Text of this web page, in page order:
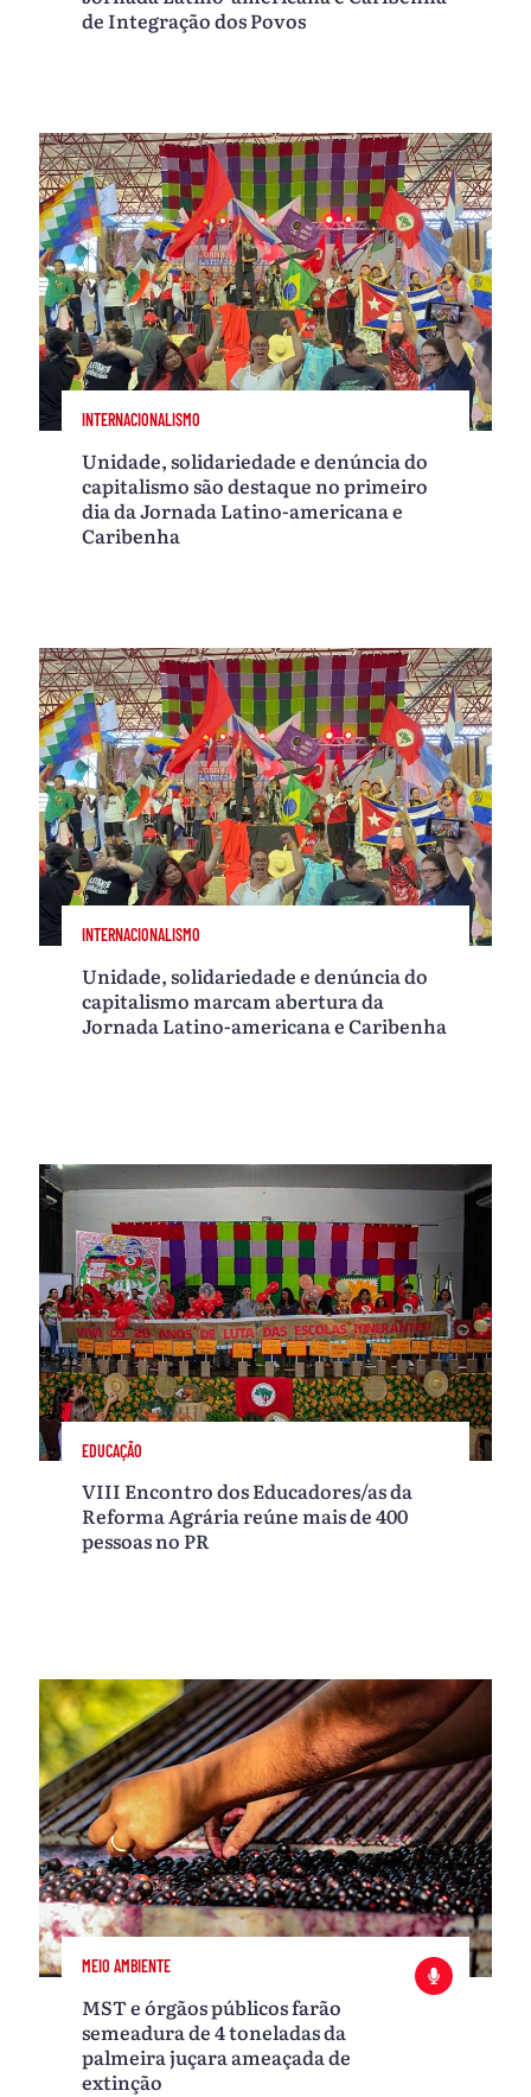
de Integração dos Povos
INTERNACIONALISMO
Unidade, solidariedade e denúncia do
capitalismo são destaque no primeiro
dia da Jornada Latino-americana e
Caribenha
INTERNACIONALISMO
Unidade, solidariedade e denúncia do
capitalismo marcam abertura da
Jornada Latino-americana e Caribenha
EDUCAÇÃO
VIII Encontro dos Educadores/as da
Reforma Agrária reúne mais de 400
pessoas no PR
MEIO AMBIENTE
MST e órgãos públicos farão
semeadura de 4 toneladas da
palmeira juçara ameaçada de
extinção